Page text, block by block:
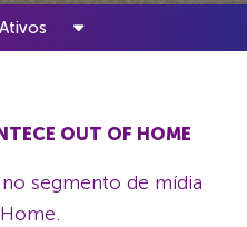
OUT OF HOME
segmento de mídia